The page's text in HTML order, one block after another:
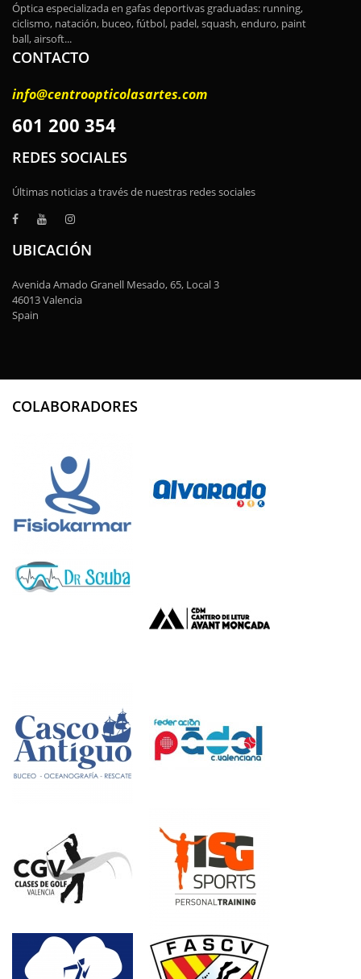
Óptica especializada en gafas deportivas graduadas: running,
ciclismo, natación, buceo, fútbol, padel, squash, enduro, paint
ball, airsoft...
CONTACTO
info@centroopticolasartes.com
601 200 354
REDES SOCIALES
Últimas noticias a través de nuestras redes sociales
UBICACIÓN
Avenida Amado Granell Mesado, 65, Local 3
46013 Valencia
Spain
COLABORADORES